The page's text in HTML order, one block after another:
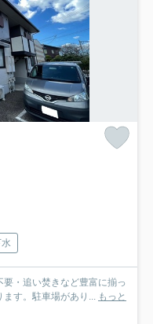
・追い焚きなど豊富に揃っ
す。駐車場があり... もっと